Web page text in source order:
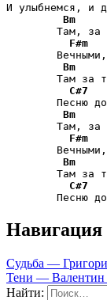
И улыбнемся, и
Bm
Там, за
F#m
Bm
Там за
C#7
Песню
Bm
Там, за
F#m
Bm
Там за
C#7
Песню
Навигация
Судьба —
Тени — Валентин
Найти: